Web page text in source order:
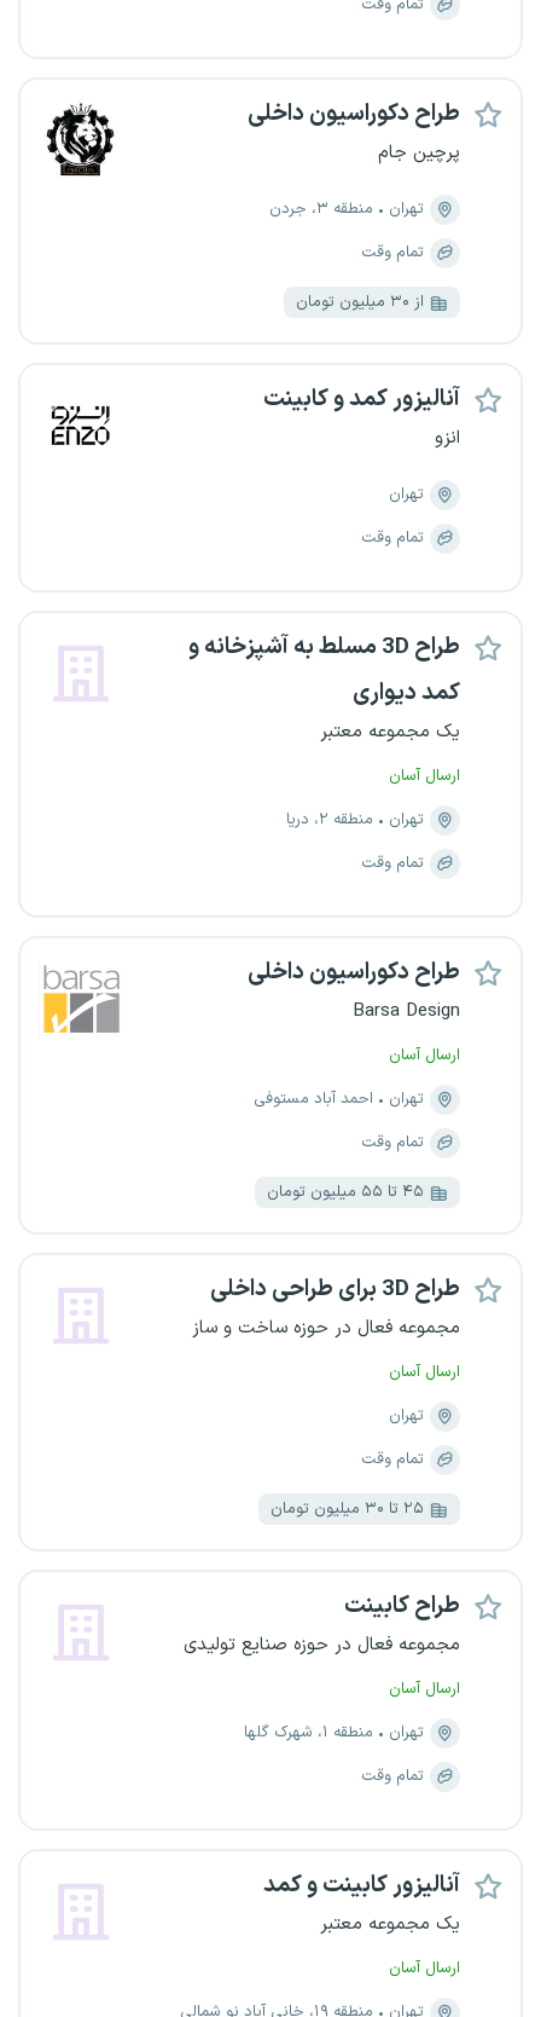
تمام وقت
طراح دکوراسیون داخلی
پرچین جام
تهران
منطقه ۳، جردن
تمام وقت
از ۳۰ میلیون تومان
آنالیزور کمد و کابینت
انزو
تهران
تمام وقت
طراح 3D مسلط به آشپزخانه و
کمد دیواری
یک مجموعه معتبر
ارسال آسان
تهران
منطقه ۲، دریا
تمام وقت
طراح دکوراسیون داخلی
Barsa Design
ارسال آسان
تهران
احمد آباد مستوفی
تمام وقت
۴۵ تا ۵۵ میلیون تومان
طراح 3D برای طراحی داخلی
مجموعه فعال در حوزه ساخت و ساز
ارسال آسان
تهران
تمام وقت
۲۵ تا ۳۰ میلیون تومان
طراح کابینت
مجموعه فعال در حوزه صنایع تولیدی
ارسال آسان
تهران
منطقه ۱، شهرک گلها
تمام وقت
آنالیزور کابینت و کمد
یک مجموعه معتبر
ارسال آسان
تهران
منطقه ۱۹، خانی آباد نو شمالی